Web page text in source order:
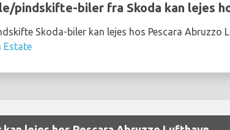
pindskifte-biler fra Skoda kan lejes
Skoda-biler kan lejes hos Pescara Abruzzo
Estate